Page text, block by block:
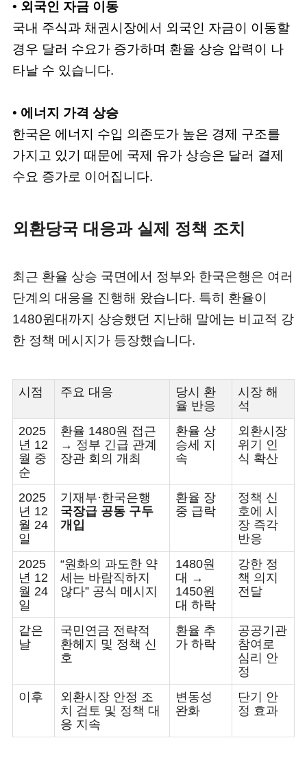
• 외국인 자금 이동
국내 주식과 채권시장에서 외국인 자금이 이동할
경우 달러 수요가 증가하며 환율 상승 압력이 나
타날 수 있습니다.
• 에너지 가격 상승
한국은 에너지 수입 의존도가 높은 경제 구조를
가지고 있기 때문에 국제 유가 상승은 달러 결제
수요 증가로 이어집니다.
외환당국 대응과 실제 정책 조치
최근 환율 상승 국면에서 정부와 한국은행은 여러
단계의 대응을 진행해 왔습니다. 특히 환율이
1480원대까지 상승했던 지난해 말에는 비교적 강
한 정책 메시지가 등장했습니다.
시점 주요 대응
당시 환
율 반응
시장 해
석
2025
년 12
월 중
순
환율 1480원 접근
→ 정부 긴급 관계
장관 회의 개최
환율 상
승세 지
속
외환시장
위기 인
식 확산
2025
년 12
월 24
일
기재부·한국은행
국장급 공동 구두
개입
환율 장
중 급락
정책 신
호에 시
장 즉각
반응
2025
년 12
월 24
일
“원화의 과도한 약
세는 바람직하지
않다” 공식 메시지
1480원
대 →
1450원
대 하락
강한 정
책 의지
전달
같은
날
국민연금 전략적
환헤지 및 정책 신
호
환율 추
가 하락
공공기관
참여로
심리 안
정
이후
외환시장 안정 조
치 검토 및 정책 대
응 지속
변동성
완화
단기 안
정 효과